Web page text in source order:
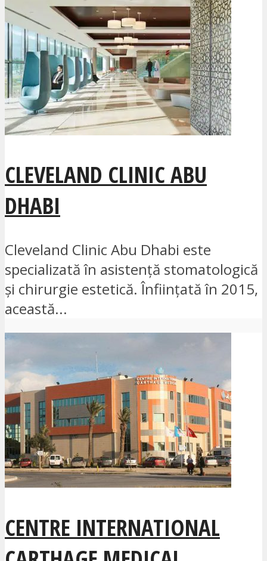
CLEVELAND CLINIC ABU
DHABI
Cleveland Clinic Abu Dhabi este
specializată în asistență stomatologică
și chirurgie estetică. Înființată în 2015,
această...
CENTRE INTERNATIONAL